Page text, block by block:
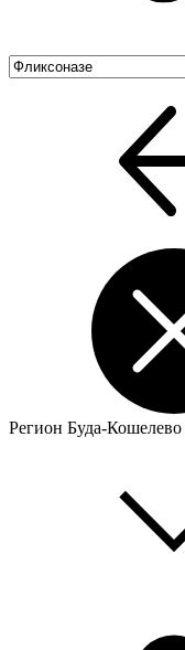
Регион Буда-Кошелево